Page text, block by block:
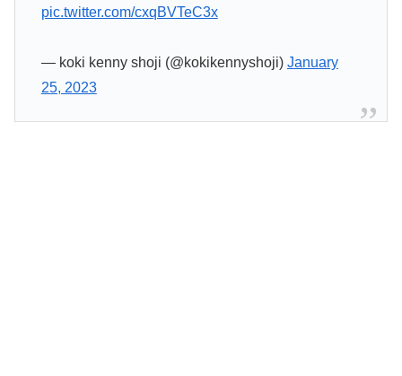
pic.twitter.com/cxqBVTeC3x
— koki kenny shoji (@kokikennyshoji) January
25, 2023